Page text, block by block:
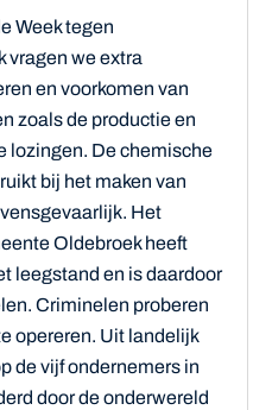
Week tegen
vragen we extra
en voorkomen van
zoals de productie en
lozingen. De chemische
bij het maken van
Het
Oldebroek heeft
leegstand en is daardoor
Criminelen proberen
opereren. Uit landelijk
de vijf ondernemers in
door de onderwereld